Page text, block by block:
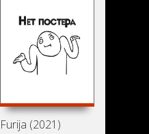
Furija (2021)